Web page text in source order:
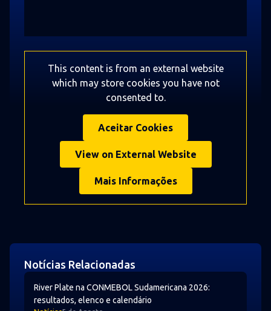
This content is from an external website
which may store cookies you have not
consented to.
Aceitar Cookies
View on External Website
Mais Informações
Notícias Relacionadas
River Plate na CONMEBOL Sudamericana 2026:
resultados, elenco e calendário